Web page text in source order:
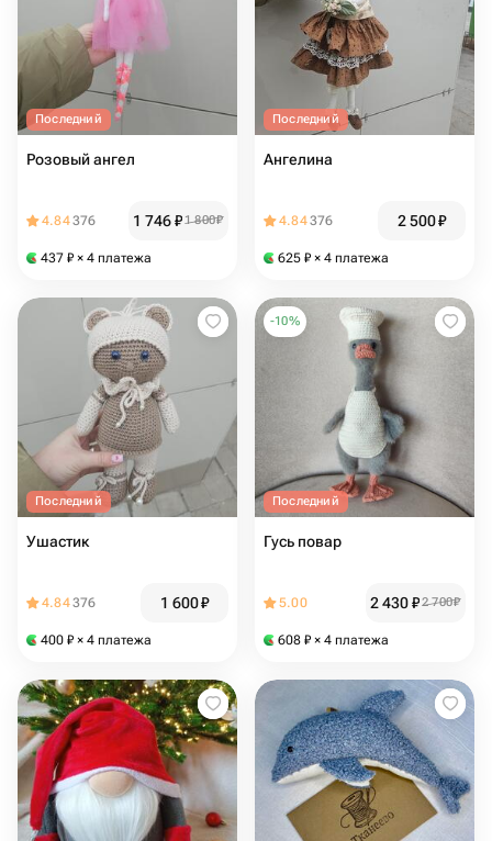
Последний
Розовый ангел
4.84376 1 746₽1 800₽
437 ₽ × 4 платежа
Последний
Ангелина
4.84376 2 500₽
625 ₽ × 4 платежа
Последний
Ушастик
4.84376 1 600₽
400 ₽ × 4 платежа
-10%
Последний
Гусь повар
5.00 2 430₽2 700₽
608 ₽ × 4 платежа